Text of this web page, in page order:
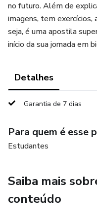
no futuro. Além de
imagens, tem exercícios,
seja, é uma apostila
início da sua jornada em
Detalhes
Garantia de 7 dias
Para quem é esse
Estudantes
Saiba mais
conteúdo